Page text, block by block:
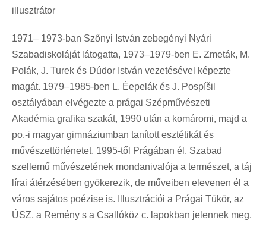
illusztrátor
1971– 1973-ban Szőnyi István zebegényi Nyári
Szabadiskoláját látogatta, 1973–1979-ben E. Zmeták, M.
Polák, J. Turek és Dúdor István vezetésével képezte
magát. 1979–1985-ben L. Èepelák és J. Pospíšil
osztályában elvégezte a prágai Szépművészeti
Akadémia grafika szakát, 1990 után a komáromi, majd a
po.-i magyar gimnáziumban tanított esztétikát és
művészettörténetet. 1995-től Prágában él. Szabad
szellemű művészetének mondanivalója a természet, a táj
lírai átérzésében gyökerezik, de műveiben elevenen él a
város sajátos poézise is. Illusztrációi a Prágai Tükör, az
ÚSZ, a Remény s a Csallóköz c. lapokban jelennek meg.